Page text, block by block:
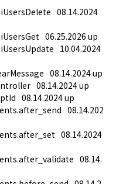
08.14.2024
06.25.2026 up
10.04.2024
08.14.2024 up
08.14.2024 up
08.14.2024 up
08.14.202
08.14.2024
08.14.